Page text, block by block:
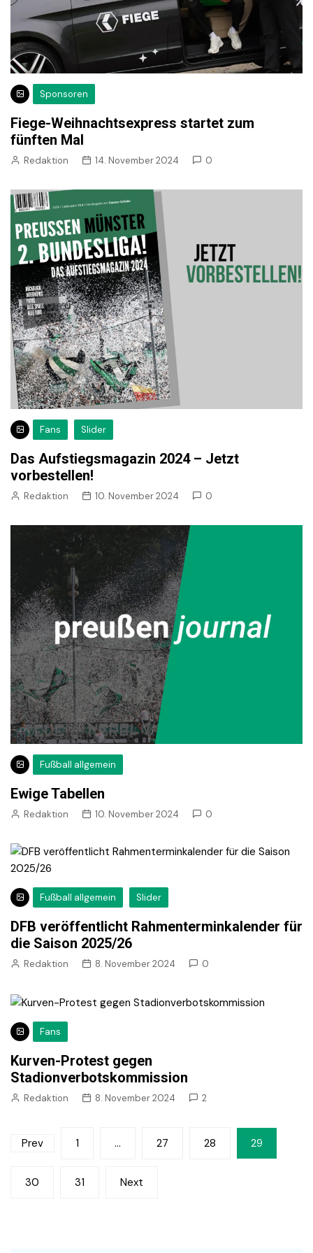
Sponsoren
Fiege-Weihnachtsexpress startet zum
fünften Mal
Redaktion 14. November 2024 0
Fans Slider
Das Aufstiegsmagazin 2024 – Jetzt
vorbestellen!
Redaktion 10. November 2024 0
Fußball allgemein
Ewige Tabellen
Redaktion 10. November 2024 0
Fußball allgemein Slider
DFB veröffentlicht Rahmenterminkalender für
die Saison 2025/26
Redaktion 8. November 2024 0
Fans
Kurven-Protest gegen
Stadionverbotskommission
Redaktion 8. November 2024 2
Seitennummerierung
Beiträge
Prev 1 … 27 28 29
30 31 Next